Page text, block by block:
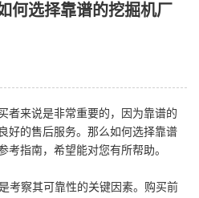
何选择靠谱的挖掘机厂
者来说是非常重要的，因为靠谱的
好的售后服务。那么如何选择靠谱
考指南，希望能对您有所帮助。
考察其可靠性的关键因素。购买前